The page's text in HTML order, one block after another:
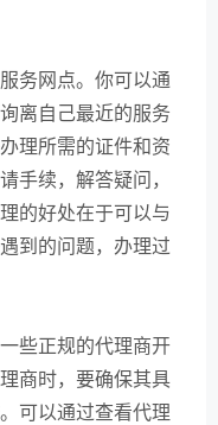
务网点。你可以通
离自己最近的服务
理所需的证件和资
手续，解答疑问，
的好处在于可以与
到的问题，办理过
些正规的代理商开
商时，要确保其具
可以通过查看代理